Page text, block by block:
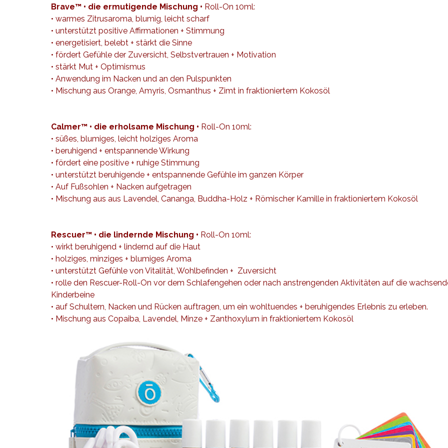
Brave™ • die ermutigende Mischung • Roll-On 10ml:
• warmes Zitrusaroma, blumig, leicht scharf
• unterstützt positive Affirmationen + Stimmung
• energetisiert, belebt + stärkt die Sinne
• fördert Gefühle der Zuversicht, Selbstvertrauen + Motivation
• stärkt Mut + Optimismus
• Anwendung im Nacken und an den Pulspunkten
• Mischung aus Orange, Amyris, Osmanthus + Zimt in fraktioniertem Kokosöl
Calmer™ • die erholsame Mischung • Roll-On 10ml:
• süßes, blumiges, leicht holziges Aroma
• beruhigend + entspannende Wirkung
• fördert eine positive + ruhige Stimmung
• unterstützt beruhigende + entspannende Gefühle im ganzen Körper
• Auf Fußsohlen + Nacken aufgetragen
• Mischung aus aus Lavendel, Cananga, Buddha-Holz + Römischer Kamille in fraktioniertem Kokosöl
Rescuer™ • die lindernde Mischung • Roll-On 10ml:
• wirkt beruhigend + lindernd auf die Haut
• holziges, minziges + blumiges Aroma
• unterstützt Gefühle von Vitalität, Wohlbefinden + Zuversicht
• rolle den Rescuer-Roll-On vor dem Schlafengehen oder nach anstrengenden Aktivitäten auf die
Kinderbeine
• auf Schultern, Nacken und Rücken auftragen, um ein wohltuendes + beruhigendes Erlebnis zu erleben.
• Mischung aus Copaiba, Lavendel, Minze + Zanthoxylum in fraktioniertem Kokosöl